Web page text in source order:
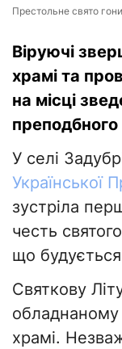
Престольне свято
Віруючі
храмі та
на місці
преподбного
У селі
Української
зустріла
честь
що
Святкову
храмі.